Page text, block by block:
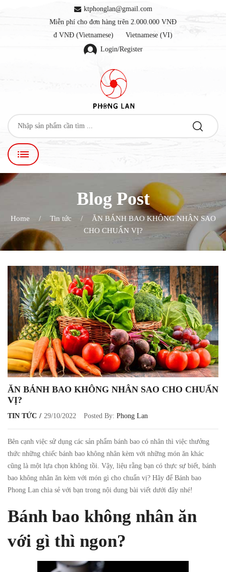
ktphonglan@gmail.com
Miễn phí cho đơn hàng trên 2.000.000 VNĐ
đ VNĐ (Vietnamese)
Vietnamese (VI)
Login/Register
Blog Post
Home Tin tức
ĂN BÁNH BAO KHÔNG NHÂN SAO
CHO CHUẨN VỊ?
ĂN BÁNH BAO KHÔNG NHÂN SAO CHO CHUẨN
VỊ?
TIN TỨC 29/10/2022 Posted By: Phong Lan
Bên cạnh việc sử dụng các sản phẩm bánh bao có nhân thì việc thưởng
thức những chiếc bánh bao không nhân kèm với những món ăn khác
cũng là một lựa chọn không tồi. Vậy, liệu rằng bạn có thực sự biết, bánh
bao không nhân ăn kèm với món gì cho chuẩn vị? Hãy để Bánh bao
Phong Lan chia sẻ với bạn trong nội dung bài viết dưới đây nhé!
Bánh bao không nhân ăn
với gì thì ngon?